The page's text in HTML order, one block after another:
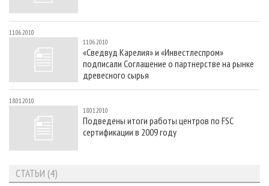
11.06.2010
11.06.2010
«Сведвуд Карелия» и «Инвестлеспром»
подписали Соглашение о партнерстве на рынке
древесного сырья
18.01.2010
18.01.2010
Подведены итоги работы центров по FSC
сертификации в 2009 году
СТАТЬИ (4)